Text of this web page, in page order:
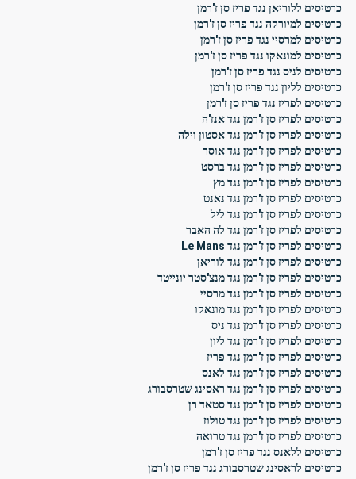
כרטיסים ללוריאן נגד פריז סן ז'רמן
כרטיסים למיורקה נגד פריז סן ז'רמן
כרטיסים למרסיי נגד פריז סן ז'רמן
כרטיסים למונאקו נגד פריז סן ז'רמן
כרטיסים לניס נגד פריז סן ז'רמן
כרטיסים לליון נגד פריז סן ז'רמן
כרטיסים לפריז נגד פריז סן ז'רמן
כרטיסים לפריז סן ז'רמן נגד אנז'ה
כרטיסים לפריז סן ז'רמן נגד אסטון וילה
כרטיסים לפריז סן ז'רמן נגד אוסר
כרטיסים לפריז סן ז'רמן נגד ברסט
כרטיסים לפריז סן ז'רמן נגד מץ
כרטיסים לפריז סן ז'רמן נגד נאנט
כרטיסים לפריז סן ז'רמן נגד ליל
כרטיסים לפריז סן ז'רמן נגד לה האבר
כרטיסים לפריז סן ז'רמן נגד Le Mans
כרטיסים לפריז סן ז'רמן נגד לוריאן
כרטיסים לפריז סן ז'רמן נגד מנצ'סטר יונייטד
כרטיסים לפריז סן ז'רמן נגד מרסיי
כרטיסים לפריז סן ז'רמן נגד מונאקו
כרטיסים לפריז סן ז'רמן נגד ניס
כרטיסים לפריז סן ז'רמן נגד ליון
כרטיסים לפריז סן ז'רמן נגד פריז
כרטיסים לפריז סן ז'רמן נגד לאנס
כרטיסים לפריז סן ז'רמן נגד ראסינג שטרסבורג
כרטיסים לפריז סן ז'רמן נגד סטאד רן
כרטיסים לפריז סן ז'רמן נגד טולוז
כרטיסים לפריז סן ז'רמן נגד טרואה
כרטיסים ללאנס נגד פריז סן ז'רמן
כרטיסים לראסינג שטרסבורג נגד פריז סן ז'רמן